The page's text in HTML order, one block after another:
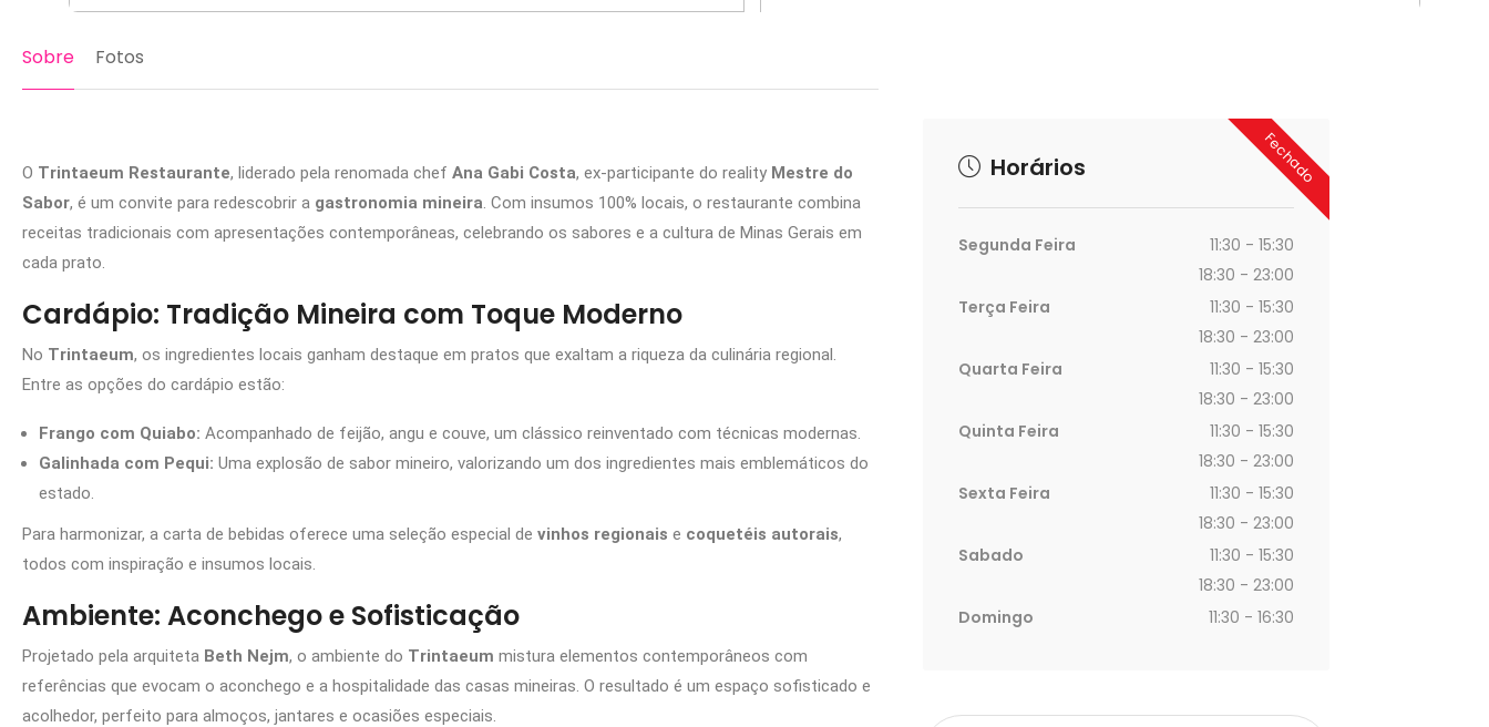
Sobre Fotos
O Trintaeum Restaurante, liderado pela renomada chef Ana Gabi Costa, ex-participante do reality Mestre do
Sabor, é um convite para redescobrir a gastronomia mineira. Com insumos 100% locais, o restaurante combina
receitas tradicionais com apresentações contemporâneas, celebrando os sabores e a cultura de Minas Gerais em
cada prato.
Cardápio: Tradição Mineira com Toque Moderno
No Trintaeum, os ingredientes locais ganham destaque em pratos que exaltam a riqueza da culinária regional.
Entre as opções do cardápio estão:
Frango com Quiabo: Acompanhado de feijão, angu e couve, um clássico reinventado com técnicas modernas.
Galinhada com Pequi: Uma explosão de sabor mineiro, valorizando um dos ingredientes mais emblemáticos do
estado.
Para harmonizar, a carta de bebidas oferece uma seleção especial de vinhos regionais e coquetéis autorais,
todos com inspiração e insumos locais.
Ambiente: Aconchego e Sofisticação
Projetado pela arquiteta Beth Nejm, o ambiente do Trintaeum mistura elementos contemporâneos com
referências que evocam o aconchego e a hospitalidade das casas mineiras. O resultado é um espaço sofisticado e
acolhedor, perfeito para almoços, jantares e ocasiões especiais.
Fechado
Horários
Segunda Feira
11:30 - 15:30
18:30 - 23:00
Terça Feira
11:30 - 15:30
18:30 - 23:00
Quarta Feira
11:30 - 15:30
18:30 - 23:00
Quinta Feira
11:30 - 15:30
18:30 - 23:00
Sexta Feira
11:30 - 15:30
18:30 - 23:00
Sabado
11:30 - 15:30
18:30 - 23:00
Domingo
11:30 - 16:30